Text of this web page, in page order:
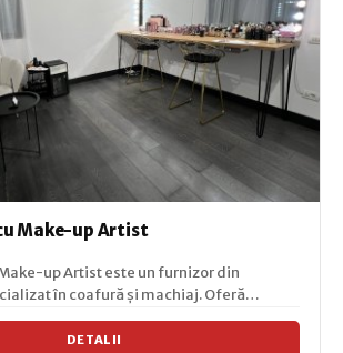
Make-up Artist
up Artist este un furnizor din
în coafură și machiaj. Oferă
DETALII